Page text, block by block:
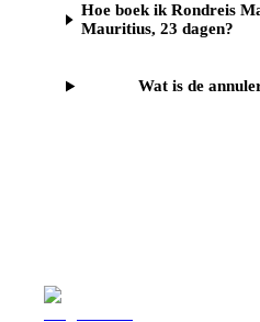
Hoe boek ik Rondreis
Mauritius, 23 dagen?
Wat is de